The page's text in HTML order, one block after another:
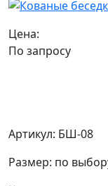
Цена:
По запросу
Артикул: БШ-08
Размер: по